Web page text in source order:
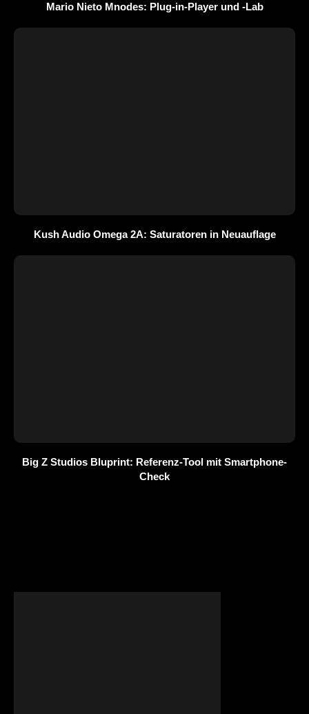
Mario Nieto Mnodes: Plug-in-Player und -Lab
Kush Audio Omega 2A: Saturatoren in Neuauflage
Big Z Studios Bluprint: Referenz-Tool mit Smartphone-
Check